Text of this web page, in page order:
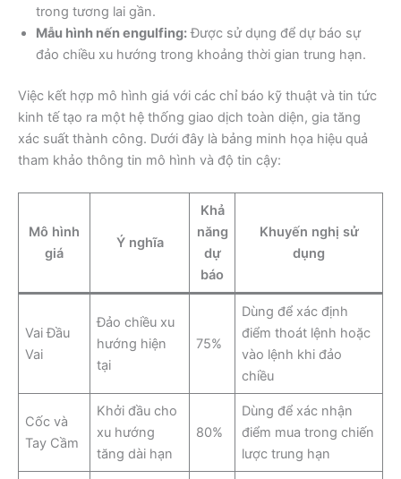
trong tương lai gần.
Mẫu hình nến engulfing:Được sử dụng để dự báo sự
đảo chiều xu hướng trong khoảng thời gian trung hạn.
Việc kết hợp mô hình giá với các chỉ báo kỹ thuật và tin tức
kinh tế tạo ra một hệ thống giao dịch toàn diện, gia tăng
xác suất thành công. Dưới đây là bảng minh họa hiệu quả
tham khảo thông tin mô hình và độ tin cậy:
Mô hình
giá
Ý nghĩa
Khả
năng
dự
báo
Khuyến nghị sử
dụng
Vai Đầu
Vai
Đảo chiều xu
hướng hiện
tại
75%
Dùng để xác định
điểm thoát lệnh hoặc
vào lệnh khi đảo
chiều
Cốc và
Tay Cầm
Khởi đầu cho
xu hướng
tăng dài hạn
80%
Dùng để xác nhận
điểm mua trong chiến
lược trung hạn